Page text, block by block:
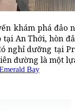
khám phá
An Thới, hòn
nghỉ dưỡng tại
đường là một
Bay